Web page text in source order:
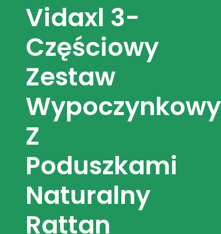
Vidaxl 3-
Częściowy
Zestaw
Wypoczynkowy
Z
Poduszkami
Naturalny
Rattan